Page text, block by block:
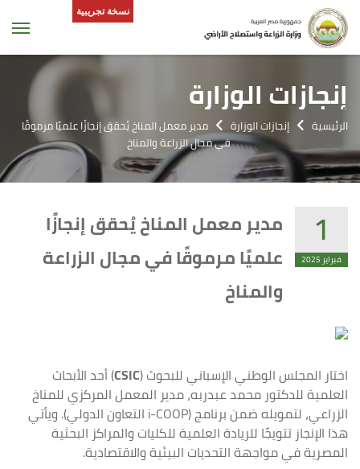
نسخة تجريبية
إنجازات الوزارة
الرئيسية إنجازات الوزارة
مدير معمل المناخ يُحقق إنجازًا علميًا مرموقًا
في مجال الزراعة والمناخ
1
فبراير 2025
مدير معمل المناخ يُحقق إنجازًا
علميًا مرموقًا في مجال الزراعة
والمناخ
اختار المجلس الوطني الإسباني للبحوث (CSIC) أحد الأبحاث
العلمية للدكتور محمد عبدربه، مدير المعمل المركزي للمناخ
الزراعي، لتمويله ضمن برنامج (i-COOP التعاون الدولي). ويأتي
هذا الإنجاز تتويجًا للريادة العلمية للكليات والمراكز البحثية
المصرية في مواجهة التحديات البيئية والاقتصادية.